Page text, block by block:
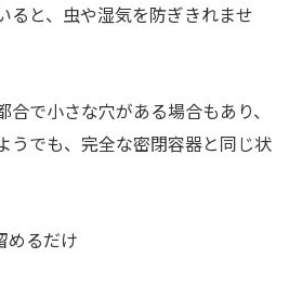
ると、虫や湿気を防ぎきれませ
で小さな穴がある場合もあり、
うでも、完全な密閉容器と同じ状
めるだけ